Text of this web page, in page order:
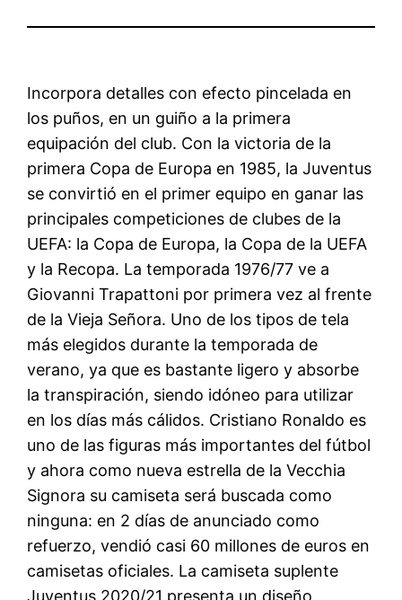
Incorpora detalles con efecto pincelada en
los puños, en un guiño a la primera
equipación del club. Con la victoria de la
primera Copa de Europa en 1985, la Juventus
se convirtió en el primer equipo en ganar las
principales competiciones de clubes de la
UEFA: la Copa de Europa, la Copa de la UEFA
y la Recopa. La temporada 1976/77 ve a
Giovanni Trapattoni por primera vez al frente
de la Vieja Señora. Uno de los tipos de tela
más elegidos durante la temporada de
verano, ya que es bastante ligero y absorbe
la transpiración, siendo idóneo para utilizar
en los días más cálidos. Cristiano Ronaldo es
uno de las figuras más importantes del fútbol
y ahora como nueva estrella de la Vecchia
Signora su camiseta será buscada como
ninguna: en 2 días de anunciado como
refuerzo, vendió casi 60 millones de euros en
camisetas oficiales. La camiseta suplente
Juventus 2020/21 presenta un diseño